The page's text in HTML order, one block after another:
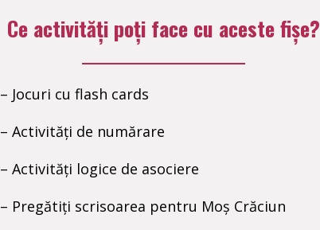
Ce activități poți face cu aceste fișe?
– Jocuri cu flash cards
– Activități de numărare
– Activități logice de asociere
– Pregătiți scrisoarea pentru Moș Crăciun